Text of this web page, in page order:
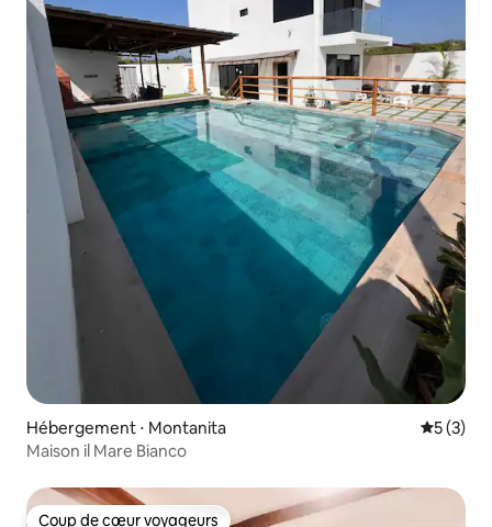
Hébergement ⋅ Montanita
5 (3)
Maison il Mare Bianco
Coup de cœur voyageurs